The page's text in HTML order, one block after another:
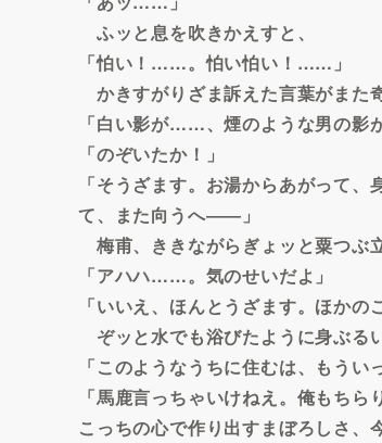
ふッと息を吹きかえすと、
「怕い！……。怕い怕い！……」
かきすがりざま訴えた言葉がまた
「白い影が……、煙のような男の影
「のぞいたか！」
「そうざます。お湯からあがって
て、また向うへ――」
梅甫、ききながらぎょッと粟つぶ
「アハハ……。気のせいだよ」
「いいえ、ほんとうざます。ほか
ぞッと水でも浴びたように身ぶる
「このようなうちに住むは、もう
「馬鹿言っちゃいけねえ。俺もち
こっちの心で作り出すまぼろしさ、